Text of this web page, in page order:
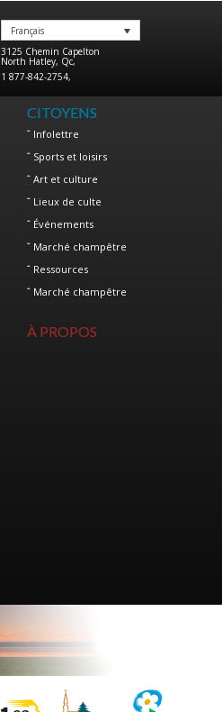
Français
3125 Chemin Capelton
North Hatley, Qc,
1 877-842-2754,
CITOYENS
Infolettre
Sports et loisirs
Art et culture
Lieux de culte
Événements
Marché champêtre
Ressources
Marché champêtre
À PROPOS